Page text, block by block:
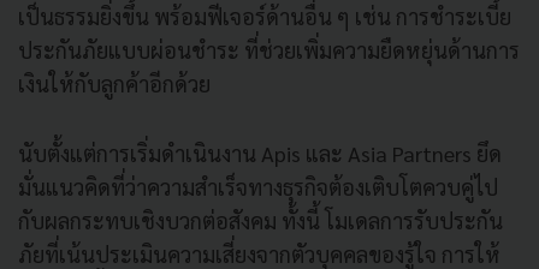
เป็นธรรมยิ่งขึ้น พร้อมฟีเจอร์ด้านอื่น ๆ เช่น การชำระเบี้ย
ประกันภัยแบบผ่อนชำระ ที่ช่วยเพิ่มความยืดหยุ่นด้านการ
เงินให้กับลูกค้าอีกด้วย
นับตั้งแต่การเริ่มดำเนินงาน Apis และ Asia Partners ยึด
มั่นแนวคิดที่ว่าความสำเร็จทางธุรกิจต้องเติบโตควบคู่ไป
กับผลกระทบเชิงบวกต่อสังคม ทั้งนี้ โมเดลการรับประกัน
ภัยที่เน้นประเมินความเสี่ยงจากตัวบุคคลของรู้ใจ การให้